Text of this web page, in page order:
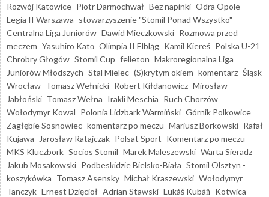
Rozwój Katowice Piotr Darmochwał Bez napinki Odra Opole
Legia II Warszawa stowarzyszenie "Stomil Ponad Wszystko"
Centralna Liga Juniorów Dawid Mieczkowski Rozmowa przed
meczem Yasuhiro Katō Olimpia II Elbląg Kamil Kiereś Polska U-21
Chrobry Głogów Stomil Cup felieton Makroregionalna Liga
Juniorów Młodszych Stal Mielec (S)krytym okiem komentarz Śląsk
Wrocław Tomasz Wełnicki Robert Kiłdanowicz Mirosław
Jabłoński Tomasz Wełna Irakli Meschia Ruch Chorzów
Wołodymyr Kowal Polonia Lidzbark Warmiński Górnik Polkowice
Zagłębie Sosnowiec komentarz po meczu Mariusz Borkowski Rafał
Kujawa
Jarosław Ratajczak Polsat Sport Komentarz po meczu
MKS Kluczbork Socios Stomil Marek Maleszewski Warta Sieradz
Jakub Mosakowski Podbeskidzie Bielsko-Biała Stomil Olsztyn -
koszykówka Tomasz Asensky Michał Kraszewski Wołodymyr
Tanczyk Ernest Dzięcioł Adrian Stawski Lukáš Kubáň Kotwica